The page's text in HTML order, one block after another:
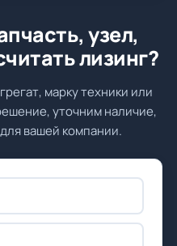
узел,
лизинг?
марку техники или
уточним наличие,
вашей компании.